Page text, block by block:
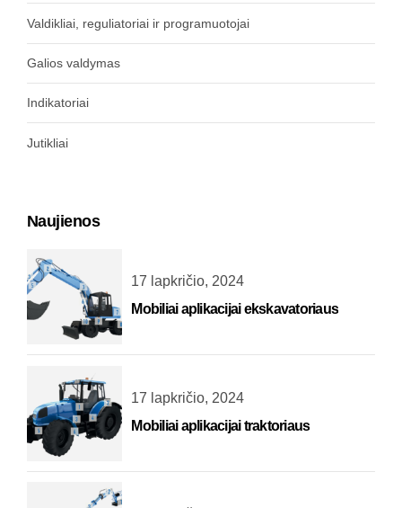
Valdikliai, reguliatoriai ir programuotojai
Galios valdymas
Indikatoriai
Jutikliai
Naujienos
17 lapkričio, 2024
Mobiliai aplikacijai ekskavatoriaus
17 lapkričio, 2024
Mobiliai aplikacijai traktoriaus